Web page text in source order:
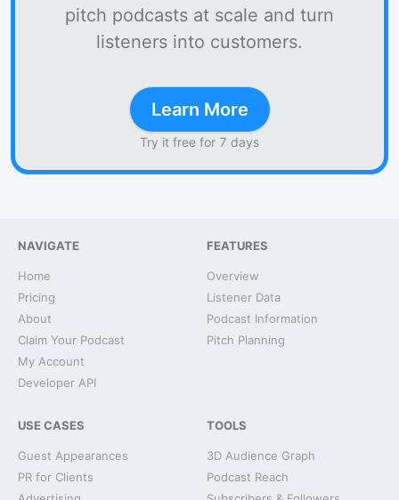
pitch podcasts at scale and turn
listeners into customers.
Learn More
Try it free for 7 days
NAVIGATE
Home
Pricing
About
Claim Your Podcast
My Account
Developer API
FEATURES
Overview
Listener Data
Podcast Information
Pitch Planning
USE CASES
Guest Appearances
PR for Clients
TOOLS
3D Audience Graph
Podcast Reach